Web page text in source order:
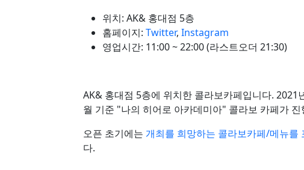
위치: AK& 홍대점 5층
홈페이지: Twitter, Instagram
영업시간: 11:00 ~ 22:00 (라스트오더 21:30)
AK& 홍대점 5층에 위치한 콜라보카페입니다.
월 기준 "나의 히어로 아카데미아" 콜라보 카페가 진
오픈 초기에는 개최를 희망하는 콜라보카페/메뉴를
다.